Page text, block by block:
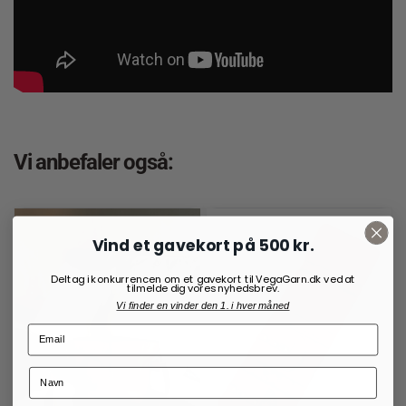
Vi anbefaler også:
Vind et gavekort på 500 kr.
Deltag i konkurrencen om et gavekort til VegaGarn.dk ved at
tilmelde dig vores nyhedsbrev.
Vi finder en vinder den 1. i hver måned